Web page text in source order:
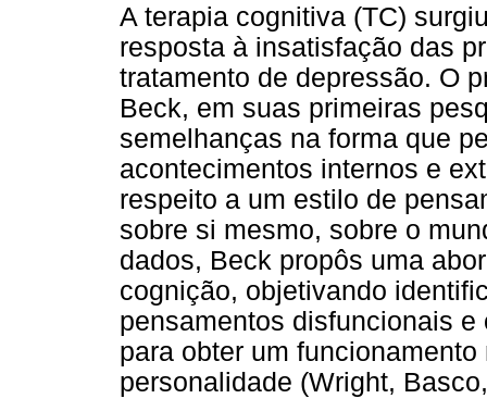
A terapia cognitiva (TC)
resposta à insatisfação das
tratamento de depressão. O
Beck, em suas primeiras
semelhanças na forma que
acontecimentos internos e
respeito a um estilo de
sobre si mesmo, sobre o
dados, Beck propôs uma
cognição, objetivando
pensamentos disfuncionais
para obter um
personalidade (Wright,